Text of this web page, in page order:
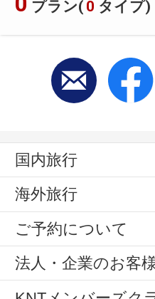
プラン( 0 タイプ)
国内旅行
海外旅行
ご予約について
法人・企業のお客